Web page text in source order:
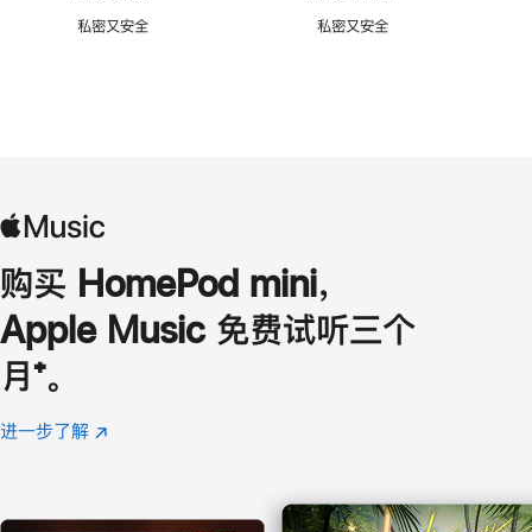
私密又安全 私密又安全
购买 HomePod mini，
Apple Music 免费试听三个
月 脚
注
⁺。
进一步了解 Apple
(在
口